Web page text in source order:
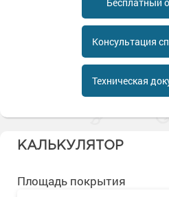
Сопутствующие товары
Морозостойкие краски для
Морозостойкие краски для
Сопутствующие товары
Консультация
Техническая
КАЛЬКУЛЯТОР
Площадь покрытия